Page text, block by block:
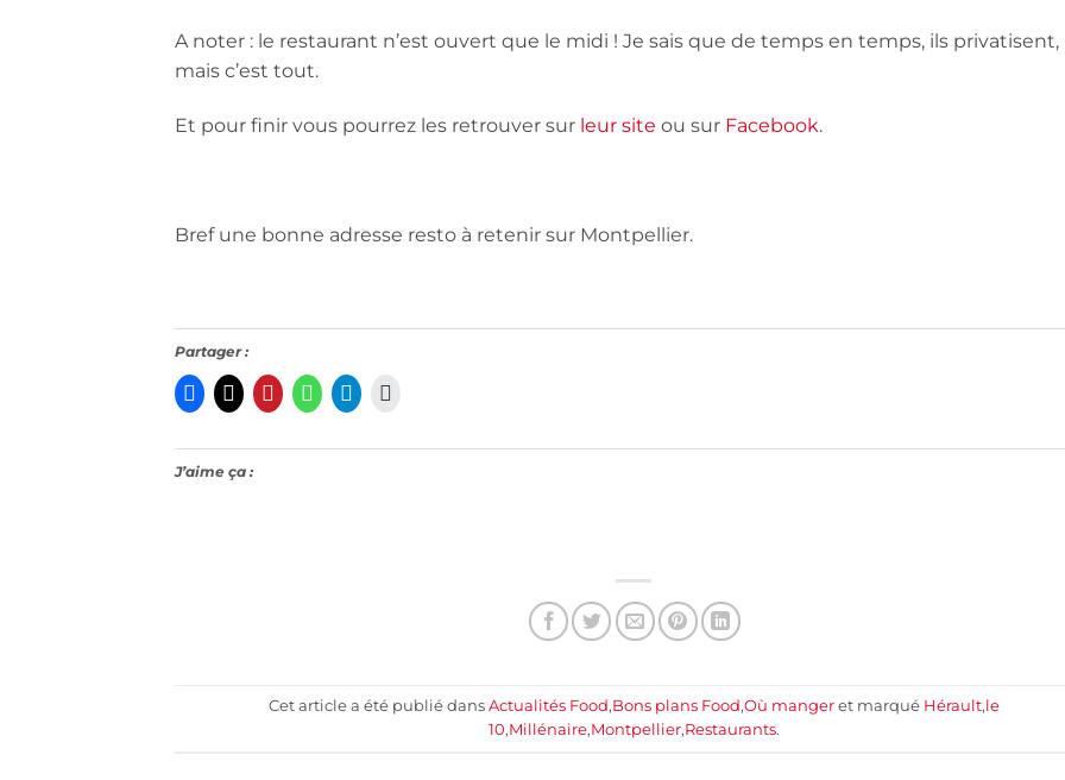
A noter : le restaurant n’est ouvert que le midi ! Je sais que de temps en temps, ils privatisent,
mais c’est tout.
Et pour finir vous pourrez les retrouver sur leur site ou sur Facebook.
Bref une bonne adresse resto à retenir sur Montpellier.
Partager :
J’aime ça :
Cet article a été publié dans Actualités Food,Bons plans Food,Où mangeret marqué Hérault,le
10,Millénaire,Montpellier,Restaurants.